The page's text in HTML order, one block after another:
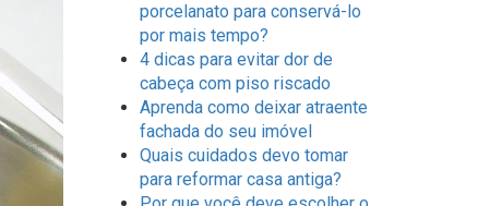
porcelanato para conservá-lo
por mais tempo?
4 dicas para evitar dor de
cabeça com piso riscado
Aprenda como deixar atraente
fachada do seu imóvel
Quais cuidados devo tomar
para reformar casa antiga?